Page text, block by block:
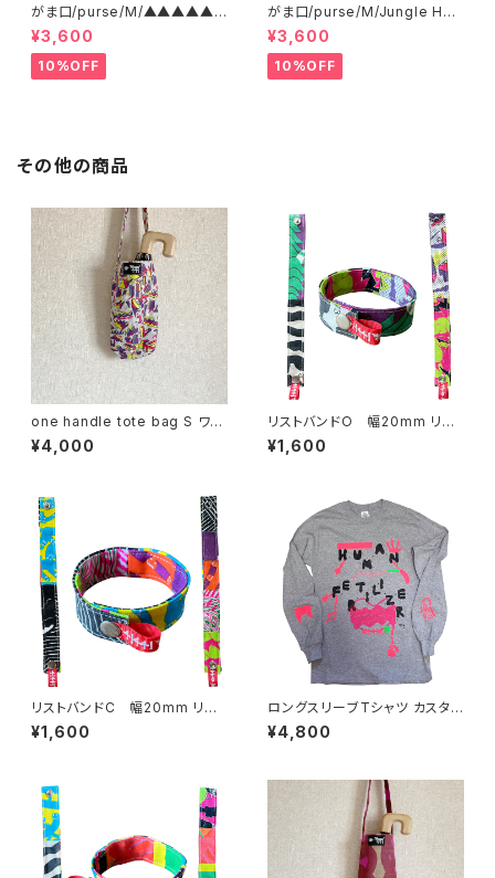
がま口/purse/M/▲▲▲▲▲?
▲▲▲ AB
¥3,600
10%OFF
がま口/purse/M/Jungle Her
e
¥3,600
10%OFF
その他の商品
one handle tote bag S ワン
ハンドル トートバッグ h
¥4,000
リストバンドO 幅20mm リバ
ーシブル
¥1,600
リストバンドC 幅20mm リバ
ーシブル
¥1,600
ロングスリーブTシャツ カスタム
プリントD GILDANのSサイズ
¥4,800